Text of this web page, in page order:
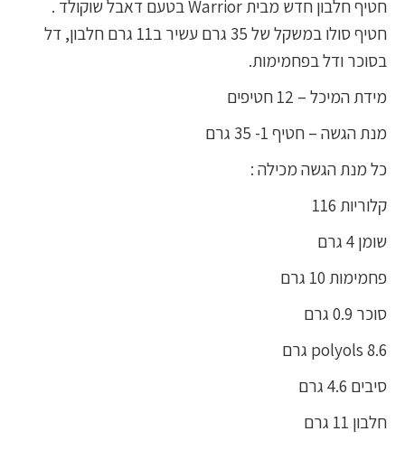
חטיף חלבון חדש מבית Warrior בטעם דאבל שוקולד .
חטיף סולו במשקל של 35 גרם עשיר ב11 גרם חלבון, דל
בסוכר ודל בפחמימות.
מידת המיכל – 12 חטיפים
מנת הגשה – חטיף 1- 35 גרם
כל מנת הגשה מכילה :
קלוריות 116
שומן 4 גרם
פחמימות 10 גרם
סוכר 0.9 גרם
polyols 8.6 גרם
סיבים 4.6 גרם
חלבון 11 גרם